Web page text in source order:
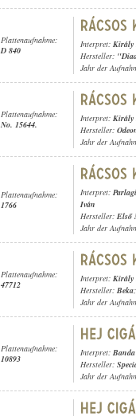
Plattenaufnahme:
D 840
Interpret: Király
Hersteller:
Jahr der
Plattenaufnahme:
No. 15644.
Interpret: Király
Hersteller:
Jahr der
Plattenaufnahme:
1766
Interpret:
Iván
Hersteller: Első
Jahr der
Plattenaufnahme:
47712
Interpret: Király
Hersteller: Beka;
Jahr der
Plattenaufnahme:
10893
Interpret:
Hersteller:
Jahr der